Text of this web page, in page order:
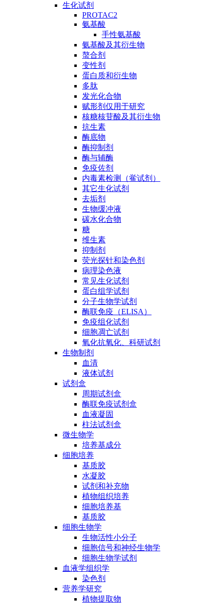
生化试剂
PROTAC2
氨基酸
手性氨基酸
氨基酸及其衍生物
螯合剂
变性剂
蛋白质和衍生物
多肽
发光化合物
赋形剂仅用于研究
核糖核苷酸及其衍生物
抗生素
酶底物
酶抑制剂
酶与辅酶
免疫佐剂
内毒素检测（鲎试剂）
其它生化试剂
去垢剂
生物缓冲液
碳水化合物
糖
维生素
抑制剂
荧光探针和染色剂
病理染色液
常见生化试剂
蛋白组学试剂
分子生物学试剂
酶联免疫（ELISA）
免疫组化试剂
细胞凋亡试剂
氧化抗氧化、科研试剂
生物制剂
血清
液体试剂
试剂盒
周期试剂盒
酶联免疫试剂盒
血液凝固
柱法试剂盒
微生物学
培养基成分
细胞培养
基质胶
水凝胶
试剂和补充物
植物组织培养
细胞培养基
基质胶
细胞生物学
生物活性小分子
细胞信号和神经生物学
细胞生物学试剂
血液学组织学
染色剂
营养学研究
植物提取物